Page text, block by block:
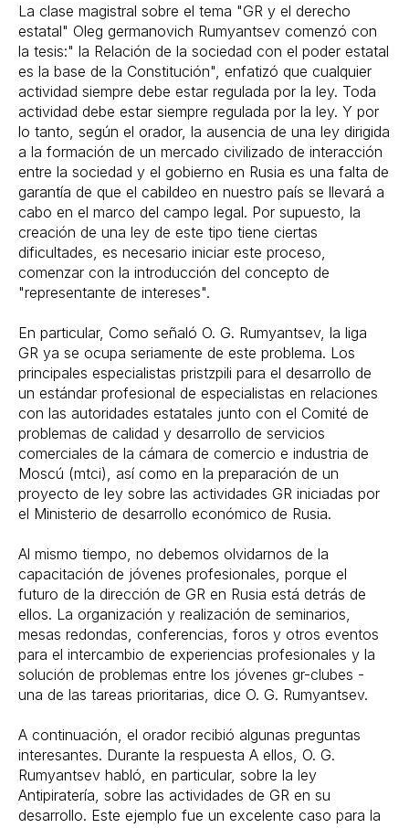
La clase magistral sobre el tema "GR y el derecho
estatal" Oleg germanovich Rumyantsev comenzó con
la tesis:" la Relación de la sociedad con el poder estatal
es la base de la Constitución", enfatizó que cualquier
actividad siempre debe estar regulada por la ley. Toda
actividad debe estar siempre regulada por la ley. Y por
lo tanto, según el orador, la ausencia de una ley dirigida
a la formación de un mercado civilizado de interacción
entre la sociedad y el gobierno en Rusia es una falta de
garantía de que el cabildeo en nuestro país se llevará a
cabo en el marco del campo legal. Por supuesto, la
creación de una ley de este tipo tiene ciertas
dificultades, es necesario iniciar este proceso,
comenzar con la introducción del concepto de
"representante de intereses".
En particular, Como señaló O. G. Rumyantsev, la liga
GR ya se ocupa seriamente de este problema. Los
principales especialistas pristzpili para el desarrollo de
un estándar profesional de especialistas en relaciones
con las autoridades estatales junto con el Comité de
problemas de calidad y desarrollo de servicios
comerciales de la cámara de comercio e industria de
Moscú (mtci), así como en la preparación de un
proyecto de ley sobre las actividades GR iniciadas por
el Ministerio de desarrollo económico de Rusia.
Al mismo tiempo, no debemos olvidarnos de la
capacitación de jóvenes profesionales, porque el
futuro de la dirección de GR en Rusia está detrás de
ellos. La organización y realización de seminarios,
mesas redondas, conferencias, foros y otros eventos
para el intercambio de experiencias profesionales y la
solución de problemas entre los jóvenes gr-clubes -
una de las tareas prioritarias, dice O. G. Rumyantsev.
A continuación, el orador recibió algunas preguntas
interesantes. Durante la respuesta A ellos, O. G.
Rumyantsev habló, en particular, sobre la ley
Antipiratería, sobre las actividades de GR en su
desarrollo. Este ejemplo fue un excelente caso para la